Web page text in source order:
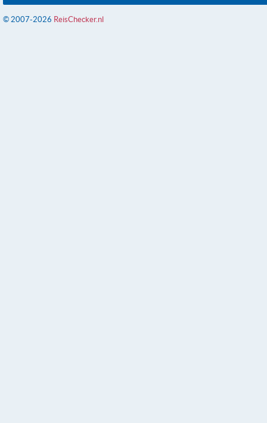
© 2007-2026 ReisChecker.nl